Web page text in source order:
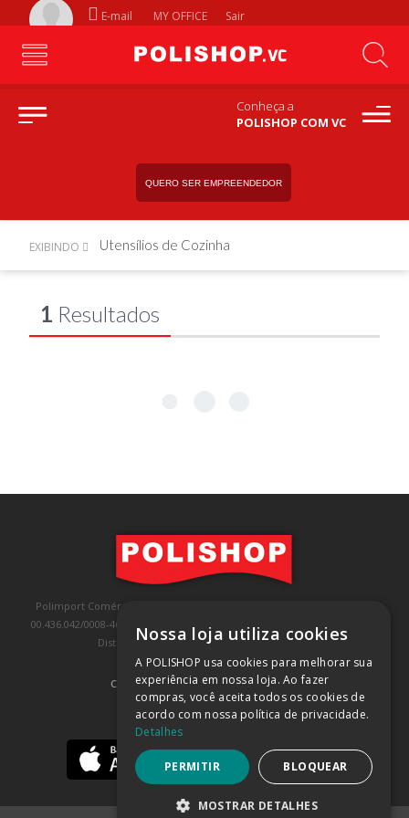
E-mail MY OFFICE Sair
Conheça a
POLISHOP COM VC
QUERO SER EMPREENDEDOR
EXIBINDO Utensílios de Cozinha
1 Resultados
Polimport Comércio e Exportação LTDA, inscrita no CNPJ/MF sob o nº
00.436.042/0008-46, IE 407.458.707.103, com sede na Rua Kanebo, nº 175,
Distrito Industrial, Jundiaí/SP, CEP: 13213-090
COMPRA 100% SEGURA (SAIBA MAIS)
BAIXE NOSSO APP
Nossa loja utiliza cookies
A POLISHOP usa cookies para melhorar sua
experiência em nossa loja. Ao fazer
compras, você aceita todos os cookies de
acordo com nossa política de privacidade.
Detalhes
PERMITIR BLOQUEAR
MOSTRAR DETALHES